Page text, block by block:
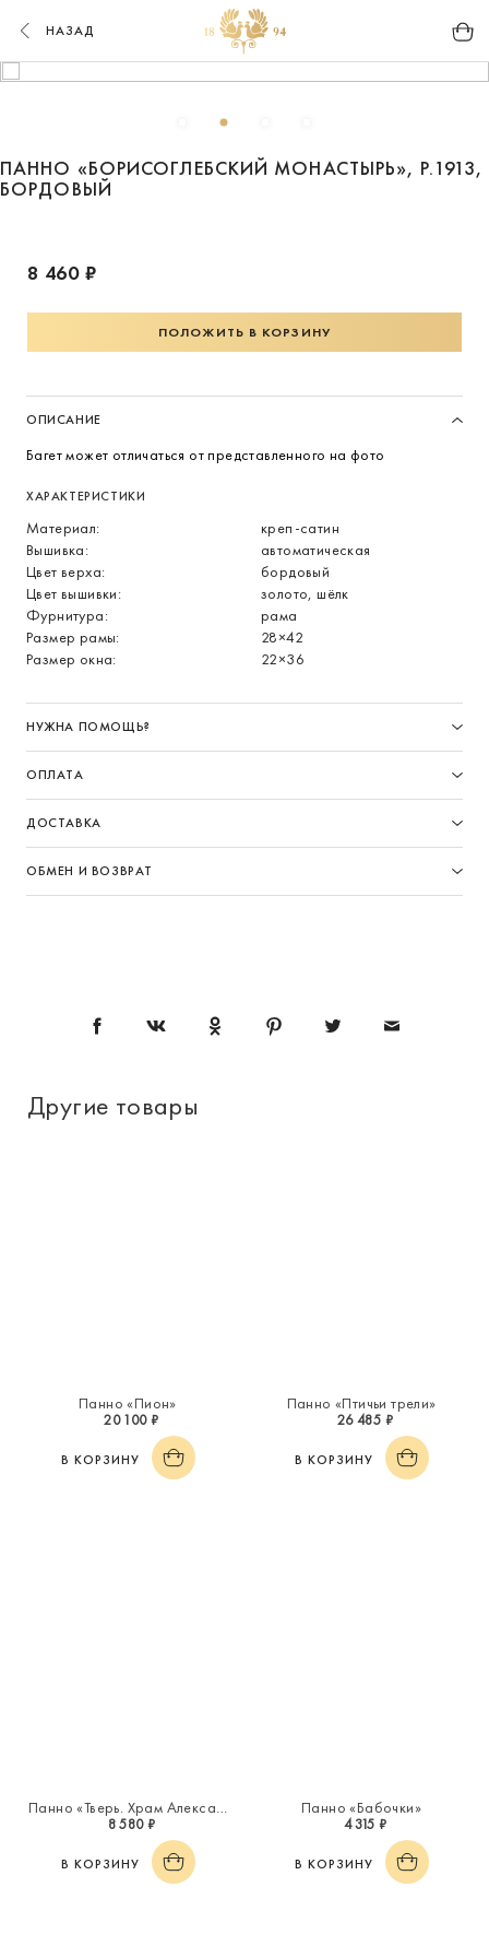
НАЗАД
ПАННО «БОРИСОГЛЕБСКИЙ МОНАСТЫРЬ», Р.1913,
БОРДОВЫЙ
8 460 ₽
ПОЛОЖИТЬ В КОРЗИНУ
ОПИСАНИЕ
Багет может отличаться от представленного на фото
ХАРАКТЕРИСТИКИ
Материал:
креп-сатин
Вышивка:
автоматическая
Цвет верха:
бордовый
Цвет вышивки:
золото, шёлк
Фурнитура:
рама
Размер рамы:
28×42
Размер окна:
22×36
НУЖНА ПОМОЩЬ?
ОПЛАТА
ДОСТАВКА
ОБМЕН И ВОЗВРАТ
Другие товары
Панно «Пион»
20 100 ₽
В КОРЗИНУ
Панно «Птичьи трели»
26 485 ₽
В КОРЗИНУ
Панно «Тверь. Храм Александра Невского»
8 580 ₽
В КОРЗИНУ
Панно «Бабочки»
4 315 ₽
В КОРЗИНУ